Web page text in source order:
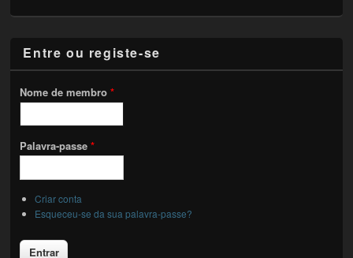
Entre ou registe-se
Nome de membro*
Palavra-passe*
Criar conta
Esqueceu-se da sua palavra-passe?